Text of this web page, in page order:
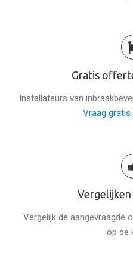
Gratis
Installateurs van
Vraag
Vergelijken
Vergelijk de aangevraagde
op de